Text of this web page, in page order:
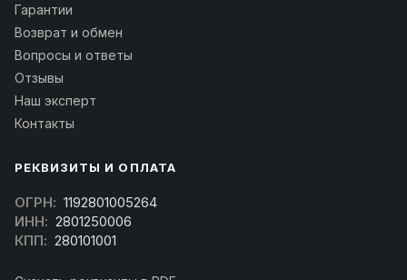
Гарантии
Возврат и обмен
Вопросы и ответы
Отзывы
Наш эксперт
Контакты
РЕКВИЗИТЫ И ОПЛАТА
ОГРН: 1192801005264
ИНН: 2801250006
КПП: 280101001